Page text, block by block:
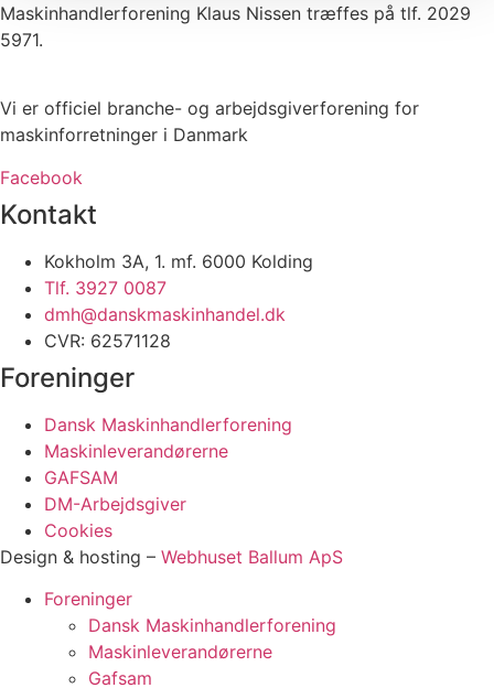
Maskinhandlerforening Klaus Nissen træffes på tlf. 2029
5971.
Vi er officiel branche- og arbejdsgiverforening for
maskinforretninger i Danmark
Facebook
Kontakt
Kokholm 3A, 1. mf. 6000 Kolding
Tlf. 3927 0087
dmh@danskmaskinhandel.dk
CVR: 62571128
Foreninger
Dansk Maskinhandlerforening
Maskinleverandørerne
GAFSAM
DM-Arbejdsgiver
Cookies
Design & hosting – Webhuset Ballum ApS
Foreninger
Dansk Maskinhandlerforening
Maskinleverandørerne
Gafsam